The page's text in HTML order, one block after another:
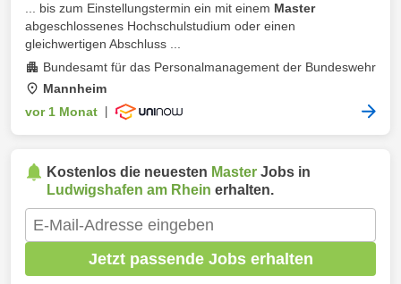
... bis zum Einstellungstermin ein mit einem Master
abgeschlossenes Hochschulstudium oder einen
gleichwertigen Abschluss ...
Bundesamt für das Personalmanagement der Bundeswehr
Mannheim
vor 1 Monat
Kostenlos die neuesten Master Jobs in
Ludwigshafen am Rhein erhalten.
Jetzt passende Jobs erhalten